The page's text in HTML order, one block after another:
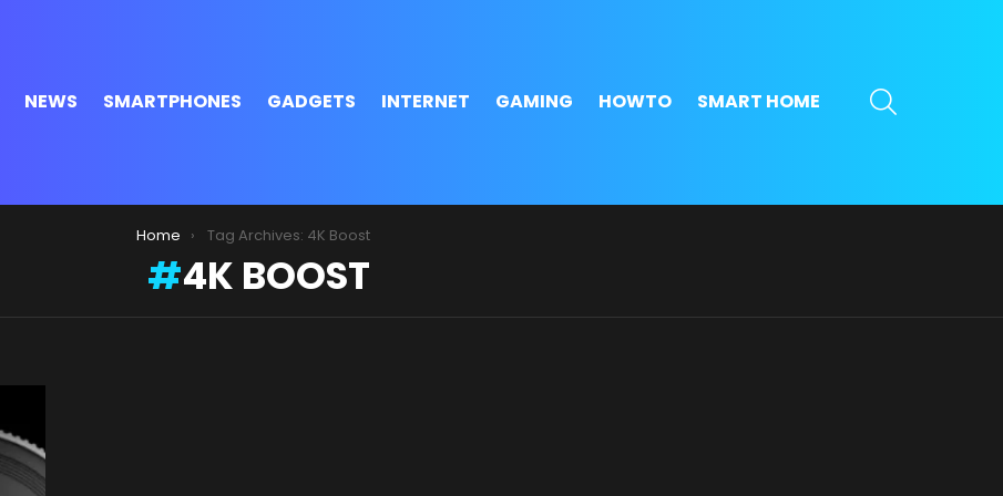
NEWS SMARTPHONES GADGETS INTERNET GAMING HOWTO SMART HOME
Home Tag Archives: 4K Boost
4K BOOST